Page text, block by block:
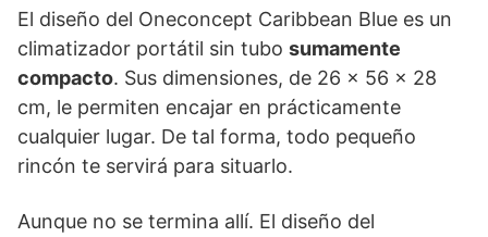
El diseño del Oneconcept Caribbean Blue es un
climatizador portátil sin tubo sumamente
compacto. Sus dimensiones, de 26 x 56 x 28
cm, le permiten encajar en prácticamente
cualquier lugar. De tal forma, todo pequeño
rincón te servirá para situarlo.
Aunque no se termina allí. El diseño del